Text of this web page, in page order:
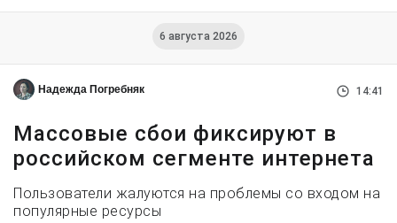
6 августа 2026
Надежда Погребняк 14:41
Массовые сбои фиксируют в
российском сегменте интернета
Пользователи жалуются на проблемы со входом на
популярные ресурсы